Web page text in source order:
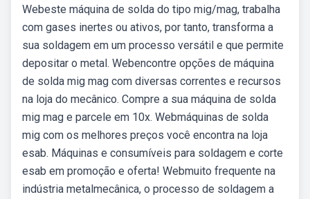
Webeste máquina de solda do tipo mig/mag, trabalha
com gases inertes ou ativos, por tanto, transforma a
sua soldagem em um processo versátil e que permite
depositar o metal. Webencontre opções de máquina
de solda mig mag com diversas correntes e recursos
na loja do mecânico. Compre a sua máquina de solda
mig mag e parcele em 10x. Webmáquinas de solda
mig com os melhores preços você encontra na loja
esab. Máquinas e consumíveis para soldagem e corte
esab em promoção e oferta! Webmuito frequente na
indústria metalmecânica, o processo de soldagem a